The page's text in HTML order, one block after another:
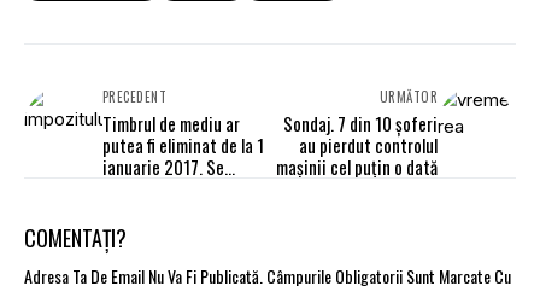
PRECEDENT
Timbrul de mediu ar
putea fi eliminat de la 1
ianuarie 2017. Se
URMĂTOR
Sondaj. 7 din 10 şoferi
au pierdut controlul
maşinii cel puţin o dată
COMENTAȚI?
Adresa Ta De Email Nu Va Fi Publicată.Câmpurile Obligatorii Sunt Marcate Cu